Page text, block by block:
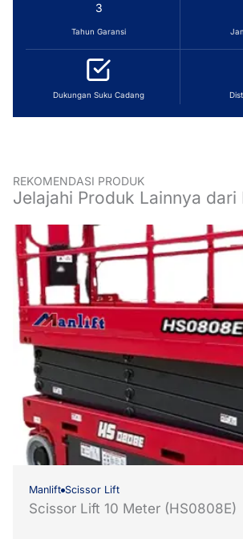
3
Tahun Garansi
Dukungan Suku Cadang
REKOMENDASI PRODUK
Jelajahi Produk Lainnya dari
Manlift Scissor Lift
Scissor Lift 10 Meter (HS0808E)